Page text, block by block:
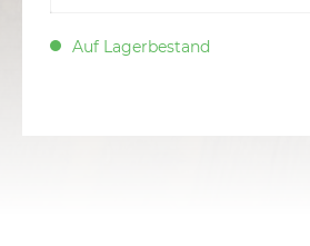
Auf Lagerbestand